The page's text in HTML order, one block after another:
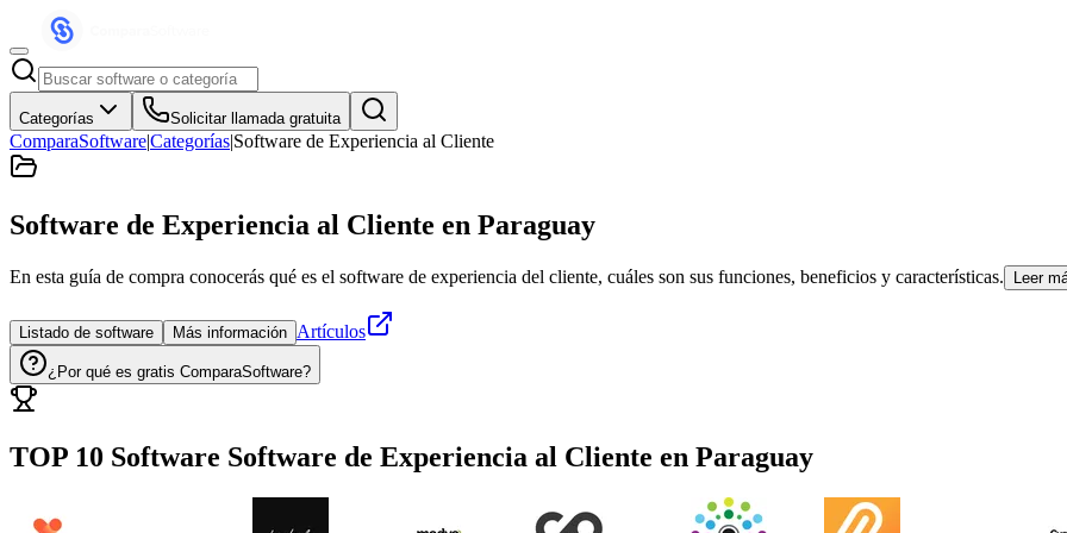
Categorías Solicitar llamada gratuita
ComparaSoftware|Categorías|Software de Experiencia al Cliente
Software de Experiencia al Cliente en Paraguay
En esta guía de compra conocerás qué es el software de experiencia del cliente, cuáles son sus funciones, beneficios y características. Leer
Listado de software Más información Artículos
¿Por qué es gratis ComparaSoftware?
TOP 10 Software Software de Experiencia al Cliente en Paraguay